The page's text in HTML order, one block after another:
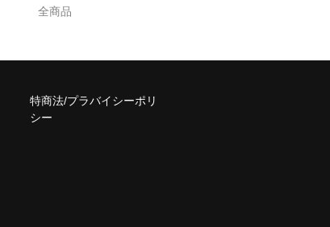
全商品
特商法/プラバイシーポリ
シー